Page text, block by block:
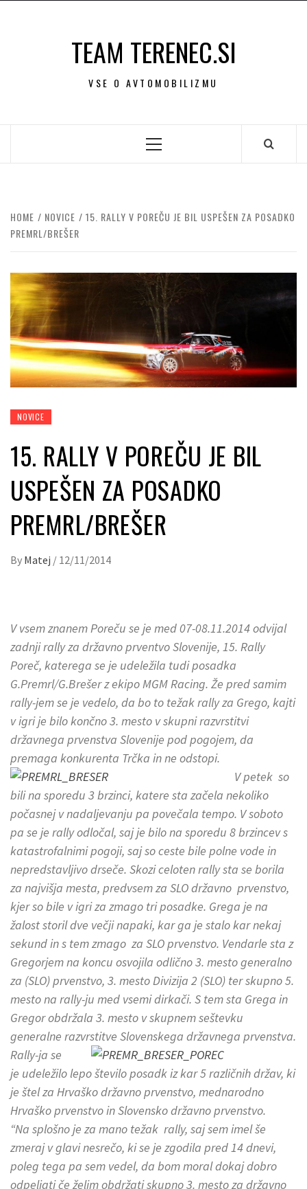
TEAM TERENEC.SI
VSE O AVTOMOBILIZMU
Primary
HOME NOVICE
15. RALLY V POREČU JE BIL USPEŠEN ZA POSADKO
PREMRL/BREŠER
NOVICE
15. RALLY V POREČU JE BIL
USPEŠEN ZA POSADKO
PREMRL/BREŠER
By Matej / 12/11/2014
V vsem znanem Poreču se je med 07-08.11.2014 odvijal
zadnji rally za državno prventvo Slovenije, 15. Rally
Poreč, katerega se je udeležila tudi posadka
G.Premrl/G.Brešer z ekipo MGM Racing. Že pred samim
rally-jem se je vedelo, da bo to težak rally za Grego, kajti
v igri je bilo končno 3. mesto v skupni razvrstitvi
državnega prvenstva Slovenije pod pogojem, da
premaga konkurenta Trčka in ne odstopi.
V petek so
bili na sporedu 3 brzinci, katere sta začela nekoliko
počasnej v nadaljevanju pa povečala tempo. V soboto
pa se je rally odločal, saj je bilo na sporedu 8 brzincev s
katastrofalnimi pogoji, saj so ceste bile polne vode in
nepredstavljivo drseče. Skozi celoten rally sta se borila
za najvišja mesta, predvsem za SLO državno prvenstvo,
kjer so bile v igri za zmago tri posadke. Grega je na
žalost storil dve večji napaki, kar ga je stalo kar nekaj
sekund in s tem zmago za SLO prvenstvo. Vendarle sta z
Gregorjem na koncu osvojila odlično 3. mesto generalno
za (SLO) prvenstvo, 3. mesto Divizija 2 (SLO) ter skupno 5.
mesto na rally-ju med vsemi dirkači. S tem sta Grega in
Gregor obdržala 3. mesto v skupnem seštevku
generalne razvrstitve Slovenskega državnega prvenstva.
Rally-ja se
je udeležilo lepo število posadk iz kar 5 različnih držav, ki
je štel za Hrvaško državno prvenstvo, mednarodno
Hrvaško prvenstvo in Slovensko državno prvenstvo.
“Na splošno je za mano težak rally, saj sem imel še
zmeraj v glavi nesrečo, ki se je zgodila pred 14 dnevi,
poleg tega pa sem vedel, da bom moral dokaj dobro
odpeljati če želim obdržati skupno 3. mesto za državno